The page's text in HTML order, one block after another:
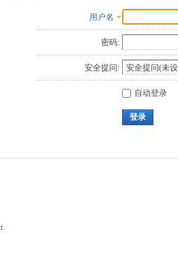
用户名
密码:
安全提问:
自动登录
登录